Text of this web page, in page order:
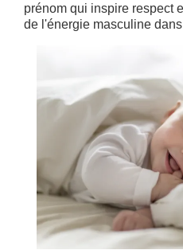
prénom qui inspire respect
de l'énergie masculine